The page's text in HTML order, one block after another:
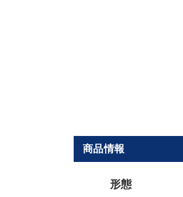
商品情報
形態